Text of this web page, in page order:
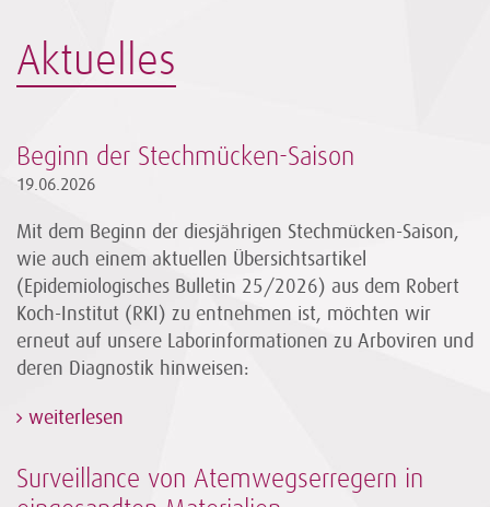
Aktuelles
Beginn der Stechmücken-Saison
19.06.2026
Mit dem Beginn der diesjährigen Stechmücken-Saison,
wie auch einem aktuellen Übersichtsartikel
(Epidemiologisches Bulletin 25/2026) aus dem Robert
Koch-Institut (RKI) zu entnehmen ist, möchten wir
erneut auf unsere Laborinformationen zu Arboviren und
deren Diagnostik hinweisen:
weiterlesen
Surveillance von Atemwegserregern in